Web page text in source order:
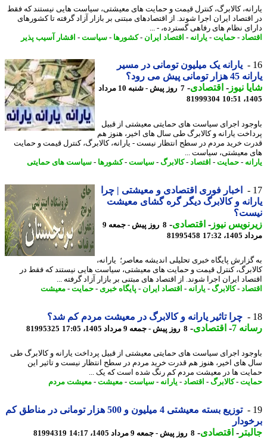
کالابرگ، کنترل قیمت و حمایت های معیشتی، سیاست هایی نیستند که فقط
ایران اجرا شوند. از اقتصادهای مبتنی بر بازار آزاد گرفته تا کشورهای
نظام های رفاهی گسترده، - ...
-حمایت-یارانه- اقتصاد ایران - کشورها- سیاست-اقشار آسیب پذیر
یارانه یک میلیون تومانی در مسیر
پیش می رود؟
نیوز-اقتصادی-
7 روز پیش - شنبه 10 مرداد
81999304
اجرای سیاست های حمایتی معیشتی از قبیل
یارانه و کالابرگ طی سال های اخیر، هنوز هم
خرید مردم در سطح انتظار نیست - یارانه، کالابرگ، کنترل قیمت و حمایت
معیشتی، سیاست ...
- حمایت-اقتصاد-کالابرگ- سیاست-کشورها- سیاست های حمایتی
اخبار فوری اقتصادی و معیشتی | چرا
و کالابرگ دیگر گره گشای معیشت
نیوز-اقتصادی-
8 روز پیش - جمعه 9
17:32
81995458
پایگاه خبری تحلیلی اندیشه معاصر؛ یارانه،
کنترل قیمت و حمایت های معیشتی، سیاست هایی نیستند که فقط در
ایران اجرا شوند. از اقتصاد های مبتنی بر بازار آزاد گرفته ...
-کالابرگ- یارانه- اقتصاد ایران - پایگاه خبری- حمایت-معیشت
چرا تاثیر یارانه و کالابرگ در معیشت مردم کم شد؟
7
-اقتصادی-8 روز پیش - جمعه 9 مرداد 1405، 17:05 81995325
اجرای سیاست های حمایتی معیشتی از قبیل پرداخت یارانه و کالابرگ طی
های اخیر، هنوز هم قدرت خرید مردم در سطح انتظار نیست و تاثیر این
ها در معیشت مردم کم رنگ شده است که یک ...
-کالابرگ- اقتصاد-یارانه- سیاست-معیشت-معیشت مردم
توزیع بسته معیشتی 4 میلیون و 500 هزار تومانی در مناطق کم
-اقتصادی-8 روز پیش - جمعه 9 مرداد 1405، 14:17 81994319